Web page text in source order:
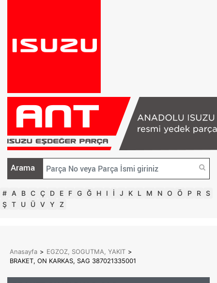
Arama
# A B C Ç D E F G Ğ H I İ J K L M N O Ö P R S
Ş T U Ü V Y Z
Anasayfa > EGZOZ, SOGUTMA, YAKIT >
BRAKET, ON KARKAS, SAG 387021335001